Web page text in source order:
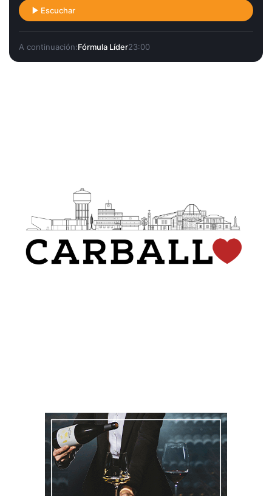
Escuchar
A continuación:Fórmula Líder23:00